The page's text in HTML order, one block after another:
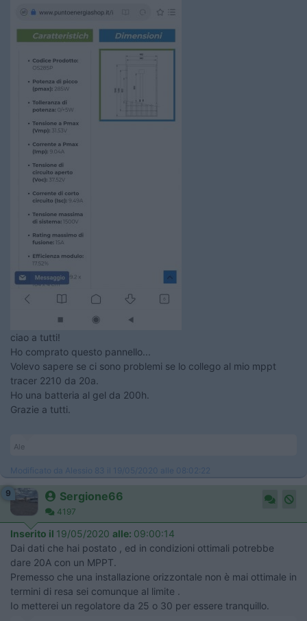
ciao a tutti!
Ho comprato questo pannello...
Volevo sapere se ci sono problemi se lo collego al mio mppt
tracer 2210 da 20a.
Ho una batteria al gel da 200h.
Grazie a tutti.
Ale
Modificato da Alessio 83 il 19/05/2020 alle 08:02:22
9 Sergione66
4197
Inserito il 19/05/2020 alle: 09:00:14
Dai dati che hai postato , ed in condizioni ottimali potrebbe
dare 20A con un MPPT.
Premesso che una installazione orizzontale non è mai ottimale in
termini di resa sei comunque al limite .
Io metterei un regolatore da 25 o 30 per essere tranquillo.